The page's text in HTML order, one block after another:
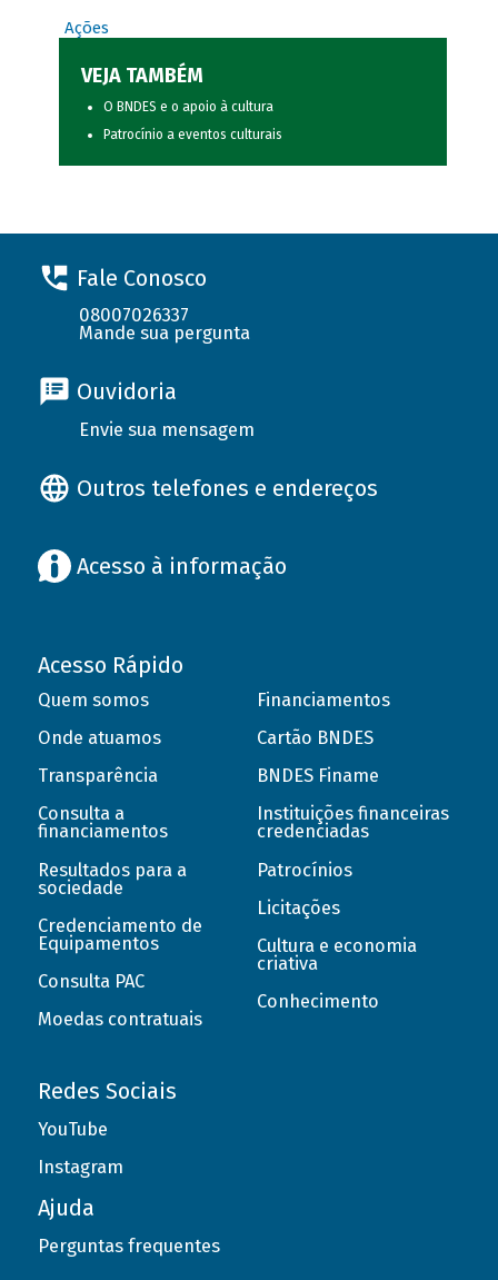
Ações
VEJA TAMBÉM
O BNDES e o apoio à cultura
Patrocínio a eventos culturais
Fale Conosco
08007026337
Mande sua pergunta
Ouvidoria
Envie sua mensagem
Outros telefones e endereços
Acesso à informação
Acesso Rápido
Quem somos
Onde atuamos
Transparência
Consulta a
financiamentos
Resultados para a
sociedade
Credenciamento de
Equipamentos
Consulta PAC
Moedas contratuais
Financiamentos
Cartão BNDES
BNDES Finame
Instituições financeiras
credenciadas
Patrocínios
Licitações
Cultura e economia
criativa
Conhecimento
Redes Sociais
YouTube
Instagram
Ajuda
Perguntas frequentes